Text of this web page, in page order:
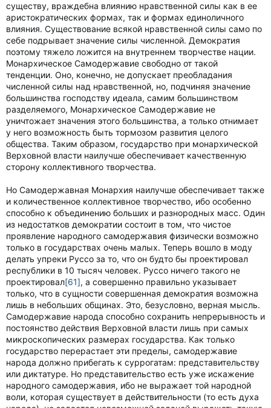
существу, враждебна влиянию нравственной силы как в ее
аристократических формах, так и формах единоличного
влияния. Существование всякой нравственной силы само по
себе подрывает значение силы численной. Демократия
поэтому тяжело ложится на внутреннем творчестве нации.
Монархическое Самодержавие свободно от такой
тенденции. Оно, конечно, не допускает преобладания
численной силы над нравственной, но, подчиняя значение
большинства господству идеала, самим большинством
разделяемого, Монархическое Самодержавие не
уничтожает значения этого большинства, а только отнимает
у него возможность быть тормозом развития целого
общества. Таким образом, государство при монархической
Верховной власти наилучше обеспечивает качественную
сторону коллективного творчества.
Но Самодержавная Монархия наилучше обеспечивает также
и количественное коллективное творчество, ибо особенно
способно к объединению больших и разнородных масс. Один
из недостатков демократии состоит в том, что чистое
проявление народного самодержавия физически возможно
только в государствах очень малых. Теперь вошло в моду
делать упреки Руссо за то, что он будто бы проектировал
республики в 10 тысяч человек. Руссо ничего такого не
проектировал[61], а совершенно правильно указывает
только, что в сущности совершенная демократия возможна
лишь в небольших общинах. Это, безусловно, верная мысль.
Самодержавие народа способно сохранить непрерывность и
постоянство действия Верховной власти лишь при самых
микроскопических размерах государства. Как только
государство перерастает эти пределы, самодержавие
народа должно прибегать к суррогатам: представительству
или диктатуре. Но представительство есть уже искажение
народного самодержавия, ибо не выражает той народной
воли, которая существует в действительности (то есть духа